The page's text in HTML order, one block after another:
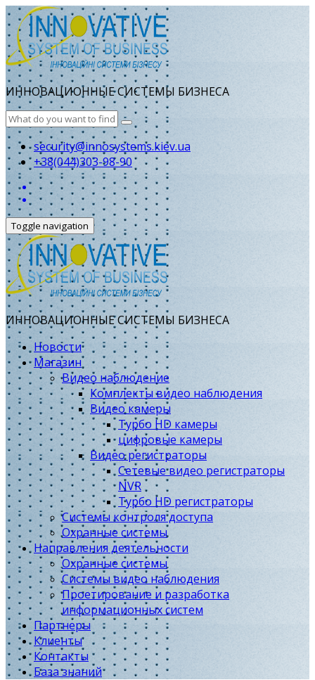
ИННОВАЦИОННЫЕ СИСТЕМЫ БИЗНЕСА
security@innosystems.kiev.ua
+38(044)303-98-90
Toggle navigation
ИННОВАЦИОННЫЕ СИСТЕМЫ БИЗНЕСА
Новости
Магазин
Видео наблюдение
Комплекты видео наблюдения
Видео камеры
Турбо HD камеры
цифровые камеры
Видео регистраторы
Сетевые видео регистраторы
NVR
Турбо HD регистраторы
Системы контроля доступа
Охранные системы
Направления деятельности
Охранные системы
Системы видео наблюдения
Проетирование и разработка
информационных систем
Партнеры
Клиенты
Контакты
База знаний